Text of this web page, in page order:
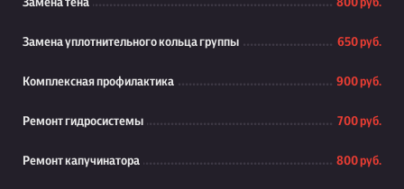
Замена тена 800 руб.
Замена уплотнительного кольца группы 650 руб.
Комплексная профилактика 900 руб.
Ремонт гидросистемы 700 руб.
Ремонт капучинатора 800 руб.